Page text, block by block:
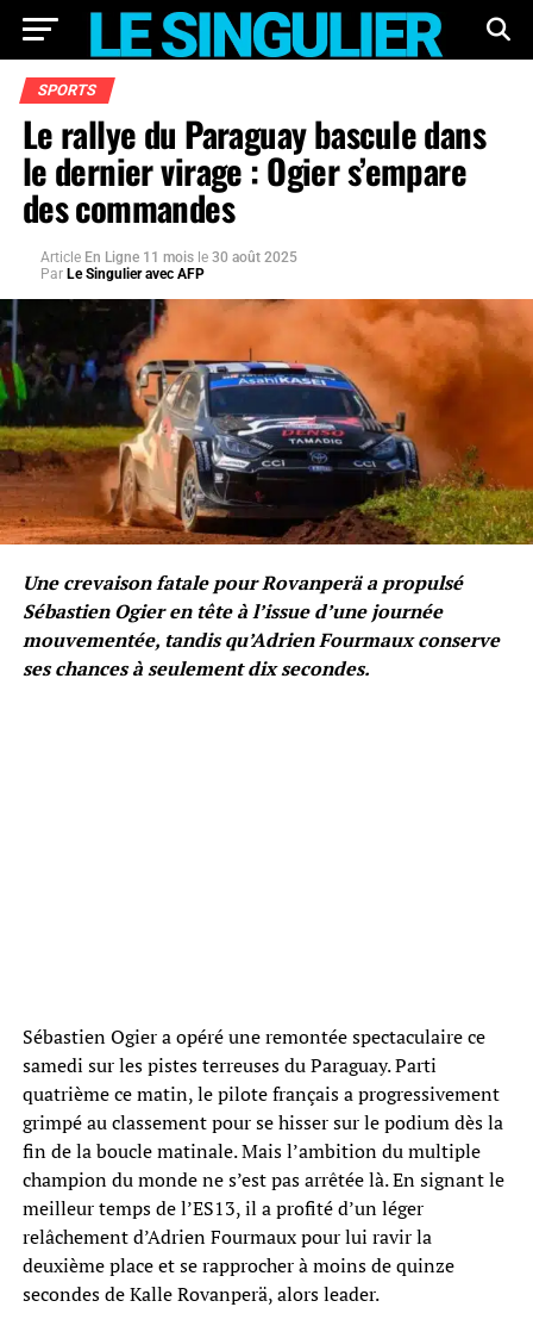
SPORTS
Le rallye du Paraguay bascule dans
le dernier virage : Ogier s’empare
des commandes
Article En Ligne 11 mois le 30 août 2025
Par Le Singulier avec AFP
Une crevaison fatale pour Rovanperä a propulsé
Sébastien Ogier en tête à l’issue d’une journée
mouvementée, tandis qu’Adrien Fourmaux conserve
ses chances à seulement dix secondes.
Sébastien Ogier a opéré une remontée spectaculaire ce
samedi sur les pistes terreuses du Paraguay. Parti
quatrième ce matin, le pilote français a progressivement
grimpé au classement pour se hisser sur le podium dès la
fin de la boucle matinale. Mais l’ambition du multiple
champion du monde ne s’est pas arrêtée là. En signant le
meilleur temps de l’ES13, il a profité d’un léger
relâchement d’Adrien Fourmaux pour lui ravir la
deuxième place et se rapprocher à moins de quinze
secondes de Kalle Rovanperä, alors leader.